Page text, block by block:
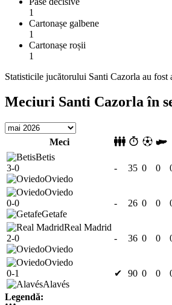
1
Cartonașe galbene
1
Cartonașe roșii
1
Statisticile jucătorului Santi Cazorla au fost
Meciuri Santi Cazorla în
Meci
Betis
3-0
Oviedo
- 35 0 0
Oviedo
0-0
Getafe
- 26 0 0
Real Madrid
2-0
Oviedo
- 36 0 0
Oviedo
0-1
Alavés
✔ 90 0 0
Legendă: